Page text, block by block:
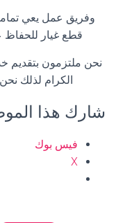
وفريق عمل يعي
قطع غيار للحفاظ
نحن ملتزمون بتقديم
الكرام لذلك
شارك هذا
فيس بوك
X